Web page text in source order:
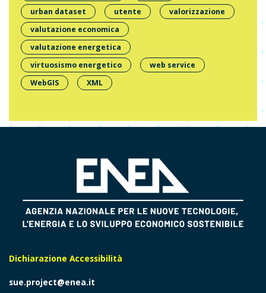
urban dataset
utente
valorizzazione
valutazione economica
valutazione energetica
virtuosismo energetico
web service
WebGIS
XML
Dichiarazione Accessibilità
sue.project@enea.it